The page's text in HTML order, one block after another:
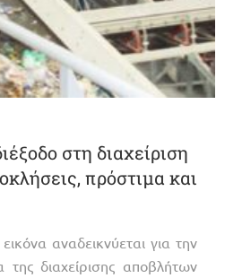
στη διαχείριση
πρόστιμα και
αναδεικνύεται για την
διαχείρισης αποβλήτων